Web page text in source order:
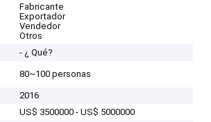
Fabricante
Exportador
Vendedor
Otros
- ¿ Qué?
80~100 personas
2016
US$ 3500000 - US$ 5000000